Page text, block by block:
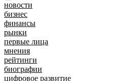
новости
бизнес
финансы
рынки
первые лица
мнения
рейтинги
биографии
цифровое развитие